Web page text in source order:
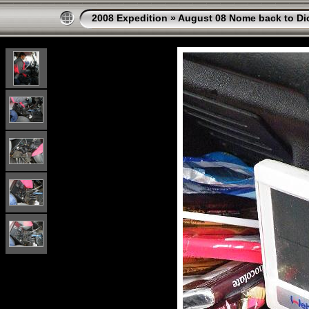
2008 Expedition »August 08 Nome back to